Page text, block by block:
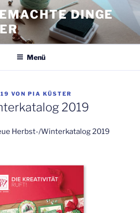
DINGE
Menü
VON PIA KÜSTER
2019
Herbst-/Winterkatalog 2019